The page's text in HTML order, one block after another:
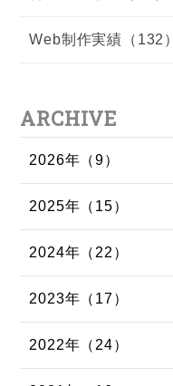
Web制作実績（132）
ARCHIVE
2026年（9）
2025年（15）
2024年（22）
2023年（17）
2022年（24）